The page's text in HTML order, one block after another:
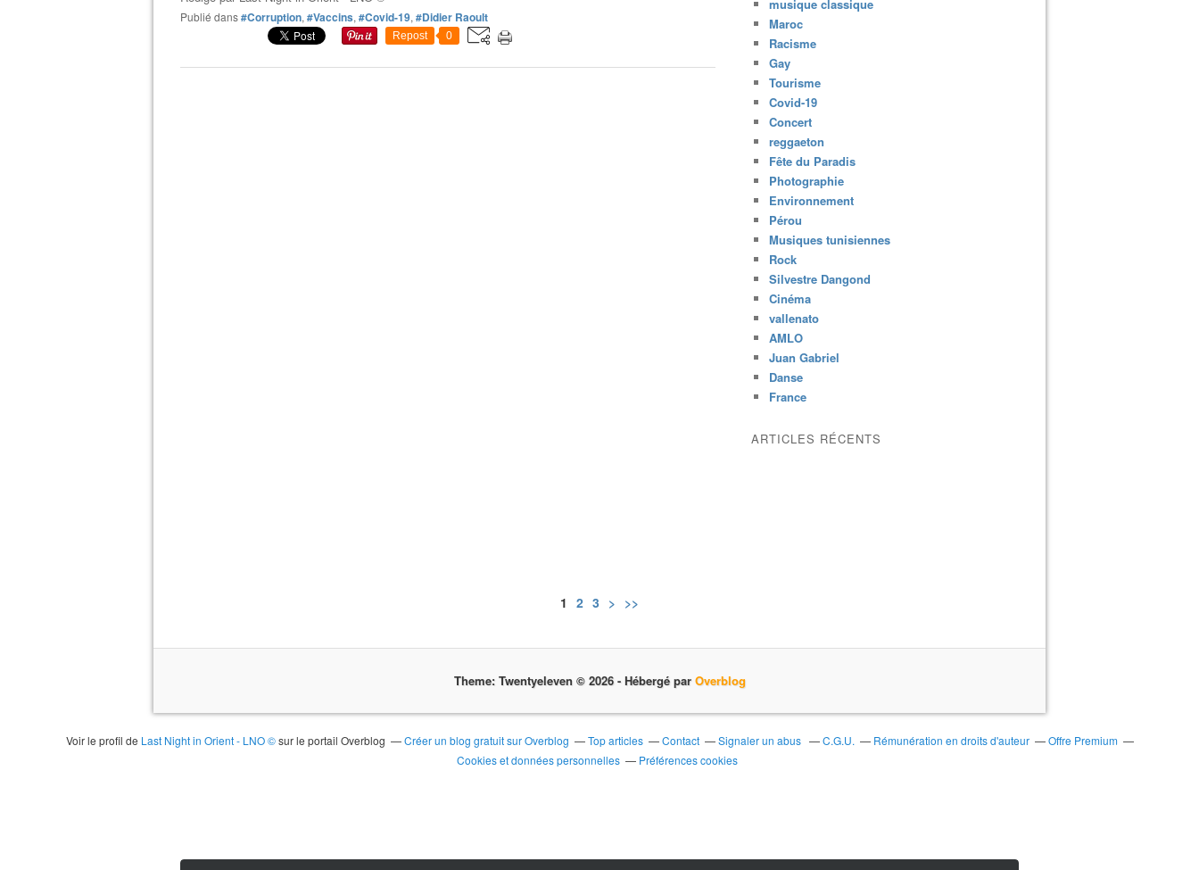
Publié dans#Corruption, #Vaccins, #Covid-19, #Didier Raoult
Repost 0
musique classique
Maroc
Racisme
Gay
Tourisme
Covid-19
Concert
reggaeton
Fête du Paradis
Photographie
Environnement
Pérou
Musiques tunisiennes
Rock
Silvestre Dangond
Cinéma
vallenato
AMLO
Juan Gabriel
Danse
France
ARTICLES RÉCENTS
1 2 3 > >>
Theme: Twentyeleven © 2026 - Hébergé par Overblog
Voir le profil de Last Night in Orient - LNO ©sur le portail Overblog Créer un blog gratuit sur Overblog Top articles Contact Signaler un abus C.G.U. Rémunération en droits d'auteur
Offre Premium
Cookies et données personnelles
Préférences cookies